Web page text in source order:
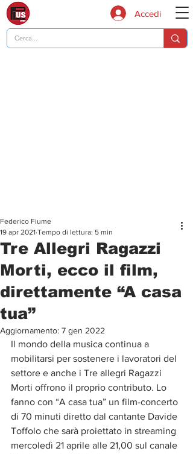
Accedi
Tre Allegri Ragazzi
Morti, ecco il film,
direttamente “A casa
tua”
Federico Fiume
19 apr 2021 Tempo di lettura: 5 min
Aggiornamento: 7 gen 2022
Il mondo della musica continua a
mobilitarsi per sostenere i lavoratori del
settore e anche i Tre allegri Ragazzi
Morti offrono il proprio contributo. Lo
fanno con “A casa tua” un film-concerto
di 70 minuti diretto dal cantante Davide
Toffolo che sarà proiettato in streaming
mercoledì 21 aprile alle 21,00 sul canale